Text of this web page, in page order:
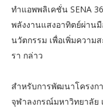
ทำแอพพลิเคชั่น SENA
พลังงานแสงอาทิตย์ผ่าน
นวัตกรรม เพื่อเพิ่มความ
รา กล่าว
สำหรับการพัฒนาโครงก
จุฬาลงกรณ์มหาวิทยาลัย